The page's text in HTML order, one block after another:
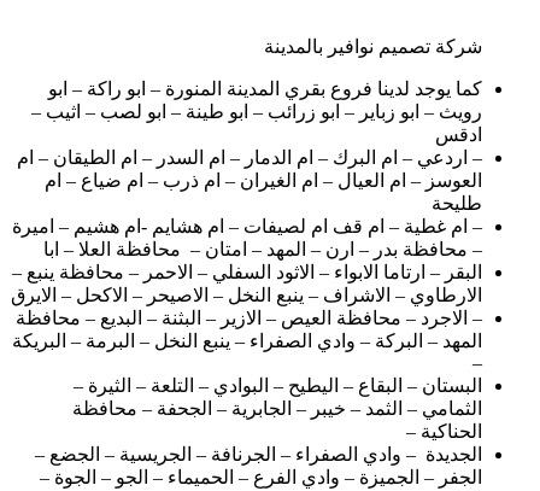
شركة تصميم نوافير بالمدينة
كما يوجد لدينا فروع بقري المدينة المنورة – ابو راكة – ابو
رويث – ابو زباير – ابو زرائب – ابو طينة – ابو لصب – اثيب –
ادقس
– اردعي – ام البرك – ام الدمار – ام السدر – ام الطيقان – ام
العوسز – ام العيال – ام الغيران – ام ذرب – ام ضياع – ام
طليحة
– ام غطية – ام قف ام لصيفات – ام هشايم -ام هشيم – اميرة
– محافظة بدر – ارن – المهد – امتان – محافظة العلا – ابا
البقر – ارتاما الابواء – الاثود السفلي – الاحمر – محافظة ينبع –
الارطاوي – الاشراف – ينبع النخل – الاصيحر – الاكحل – الايرق
– الاجرد – محافظة العيص – الازير – البثنة – البديع – محافظة
المهد – البركة – وادي الصفراء – ينبع النخل – البرمة – البريكة
–
البستان – البقاع – اليطيح – البوادي – التلعة – الثيرة –
الثمامي – الثمد – خيبر – الجابرية – الجحفة – محافظة
الحناكية –
الجديدة – وادي الصفراء – الجرنافة – الجريسية – الجضع –
الجفر – الجميزة – وادي الفرع – الحميماء – الجو – الجوة –